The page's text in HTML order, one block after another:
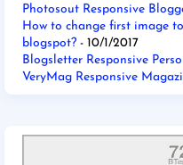
Photosout Responsive
How to change first image
blogspot? - 10/1/2017
Blogsletter Responsive
VeryMag Responsive